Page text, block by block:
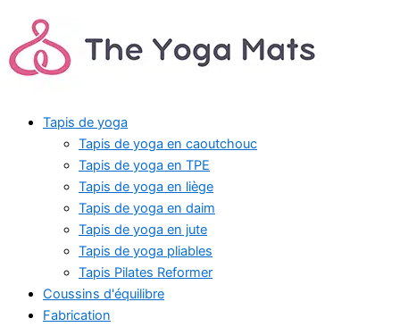
Tapis de yoga
Tapis de yoga en caoutchouc
Tapis de yoga en TPE
Tapis de yoga en liège
Tapis de yoga en daim
Tapis de yoga en jute
Tapis de yoga pliables
Tapis Pilates Reformer
Coussins d'équilibre
Fabrication